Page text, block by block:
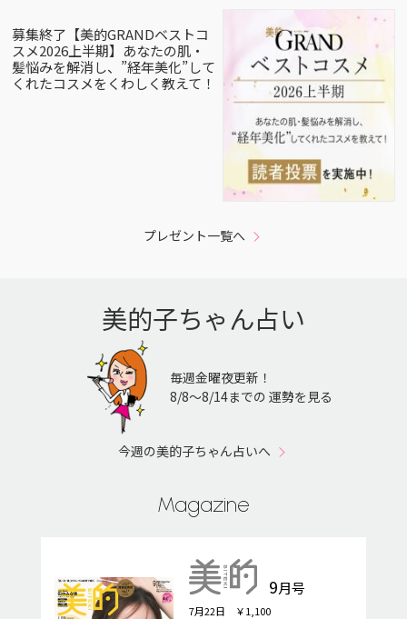
募集終了【美的GRANDベストコ
スメ2026上半期】あなたの肌・
髪悩みを解消し、”経年美化”して
くれたコスメをくわしく教えて！
プレゼント一覧へ
美的子ちゃん占い
毎週金曜夜更新！
8/8〜8/14までの 運勢を見る
今週の美的子ちゃん占いへ
Magazine
9月号
7月22日 ￥1,100